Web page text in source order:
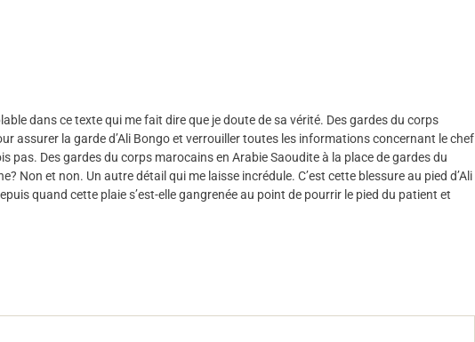
dans ce texte qui me fait dire que je doute de sa vérité. Des gardes du corps
assurer la garde d’Ali Bongo et verrouiller toutes les informations concernant le chef
pas. Des gardes du corps marocains en Arabie Saoudite à la place de gardes du
Non et non. Un autre détail qui me laisse incrédule. C’est cette blessure au pied d’Ali
quand cette plaie s’est-elle gangrenée au point de pourrir le pied du patient et